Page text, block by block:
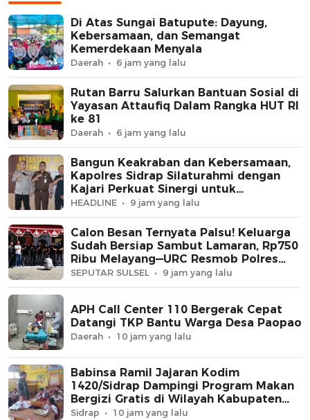
Di Atas Sungai Batupute: Dayung,
Kebersamaan, dan Semangat
Kemerdekaan Menyala
Daerah 6 jam yang lalu
Rutan Barru Salurkan Bantuan Sosial di
Yayasan Attaufiq Dalam Rangka HUT RI
ke 81
Daerah 6 jam yang lalu
Bangun Keakraban dan Kebersamaan,
Kapolres Sidrap Silaturahmi dengan
Kajari Perkuat Sinergi untuk
Masyarakat
HEADLINE 9 jam yang lalu
Calon Besan Ternyata Palsu! Keluarga
Sudah Bersiap Sambut Lamaran, Rp750
Ribu Melayang—URC Resmob Polres
Sidrap Ringkus Terduga Pelaku
SEPUTAR SULSEL 9 jam yang lalu
APH Call Center 110 Bergerak Cepat
Datangi TKP Bantu Warga Desa Paopao
Daerah 10 jam yang lalu
Babinsa Ramil Jajaran Kodim
1420/Sidrap Dampingi Program Makan
Bergizi Gratis di Wilayah Kabupaten
Sidrap
Sidrap 10 jam yang lalu